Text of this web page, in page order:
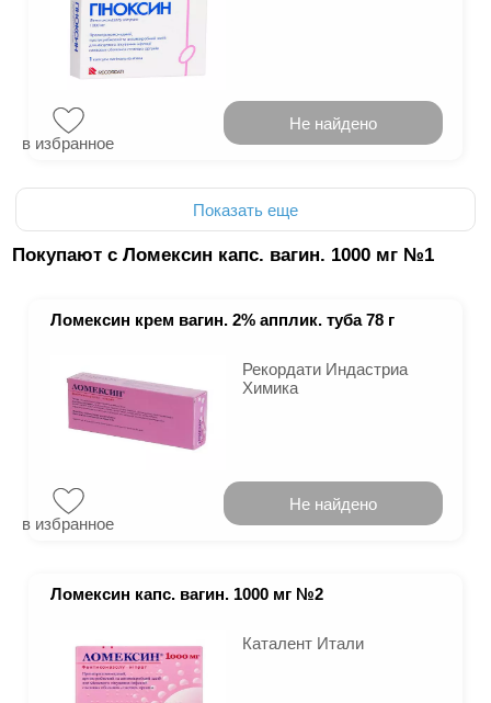
в избранное
Не найдено
Показать еще
Покупают с Ломексин капс. вагин. 1000 мг №1
Ломексин крем вагин. 2% апплик. туба 78 г
Рекордати Индастриа
Химика
в избранное
Не найдено
Ломексин капс. вагин. 1000 мг №2
Каталент Итали